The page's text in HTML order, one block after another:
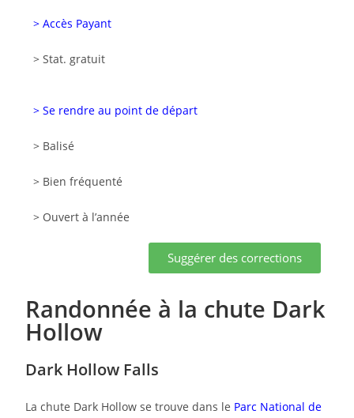
> Accès Payant
> Stat. gratuit
> Se rendre au point de départ
> Balisé
> Bien fréquenté
> Ouvert à l’année
Suggérer des corrections
Randonnée à la chute Dark
Hollow
Dark Hollow Falls
La chute Dark Hollow se trouve dans le Parc National de